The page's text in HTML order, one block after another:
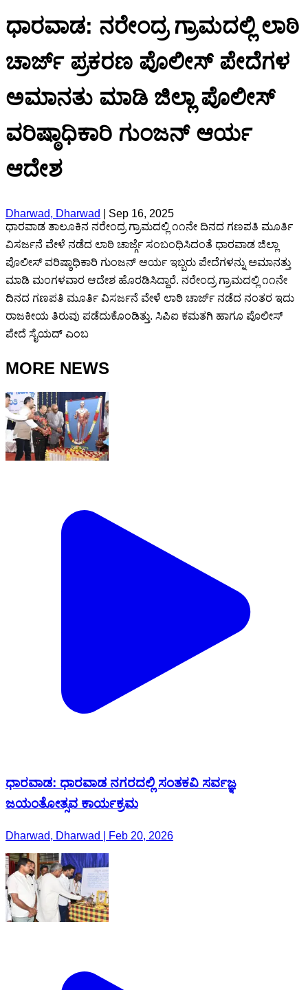
ಧಾರವಾಡ: ನರೇಂದ್ರ ಗ್ರಾಮದಲ್ಲಿ ಲಾಠಿ
ಚಾರ್ಜ್ ಪ್ರಕರಣ ಪೊಲೀಸ್ ಪೇದೆಗಳ
ಅಮಾನತು ಮಾಡಿ ಜಿಲ್ಲಾ ಪೊಲೀಸ್
ವರಿಷ್ಠಾಧಿಕಾರಿ ಗುಂಜನ್ ಆರ್ಯ
ಆದೇಶ
Dharwad, Dharwad
Sep 16, 2025
ಧಾರವಾಡ ತಾಲೂಕಿನ ನರೇಂದ್ರ ಗ್ರಾಮದಲ್ಲಿ ೧೧ನೇ ದಿನದ ಗಣಪತಿ ಮೂರ್ತಿ
ವಿಸರ್ಜನೆ ವೇಳೆ ನಡೆದ ಲಾಠಿ ಚಾರ್ಜ್ಗೆ ಸಂಬಂಧಿಸಿದಂತೆ ಧಾರವಾಡ ಜಿಲ್ಲಾ
ಪೊಲೀಸ್ ವರಿಷ್ಠಾಧಿಕಾರಿ ಗುಂಜನ್ ಆರ್ಯ ಇಬ್ಬರು ಪೇದೆಗಳನ್ನು ಅಮಾನತ್ತು
ಮಾಡಿ ಮಂಗಳವಾರ ಆದೇಶ ಹೊರಡಿಸಿದ್ದಾರೆ. ನರೇಂದ್ರ ಗ್ರಾಮದಲ್ಲಿ ೧೧ನೇ
ದಿನದ ಗಣಪತಿ ಮೂರ್ತಿ ವಿಸರ್ಜನೆ ವೇಳೆ ಲಾಠಿ ಚಾರ್ಜ್ ನಡೆದ ನಂತರ ಇದು
ರಾಜಕೀಯ ತಿರುವು ಪಡೆದುಕೊಂಡಿತ್ತು. ಸಿಪಿಐ ಕಮತಗಿ ಹಾಗೂ ಪೊಲೀಸ್
ಪೇದೆ ಸೈಯದ್ ಎಂಬ
MORE NEWS
ಧಾರವಾಡ: ಧಾರವಾಡ ನಗರದಲ್ಲಿ ಸಂತಕವಿ ಸರ್ವಜ್ಞ
ಜಯಂತೋತ್ಸವ ಕಾರ್ಯಕ್ರಮ
Dharwad, Dharwad | Feb 20, 2026